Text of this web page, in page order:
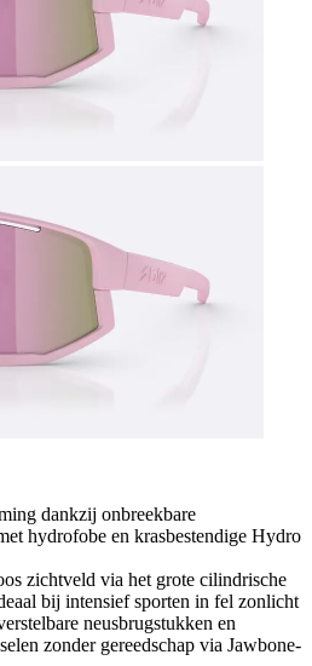
dankzij onbreekbare
hydrofobe en krasbestendige Hydro
zichtveld via het grote cilindrische
bij intensief sporten in fel zonlicht
neusbrugstukken en
zonder gereedschap via Jawbone-